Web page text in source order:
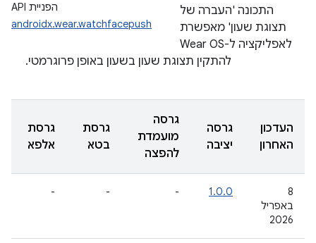
הפניית API
androidx.wear.watchfacepush
התכונה 'העברה של
תצוגת שעון' מאפשרת
לאפליקציה ל-Wear OS
להתקין תצוגת שעון בשעון באופן פרוגרמטי.
העדכון
האחרון
גרסה
יציבה
גרסה
מועמדת
להפצה
גרסת
בטא
גרסת
אלפא
‫8
באפריל
2026
1.0.0
-
-
-